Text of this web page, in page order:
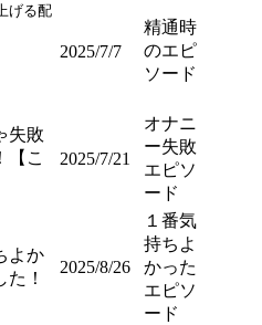
げる配
2025/7/7
精通時
のエピ
ソード
失敗
【こ
2025/7/21
オナニ
ー失敗
エピソ
ード
よか
！
2025/8/26
１番気
持ちよ
かった
エピソ
ード